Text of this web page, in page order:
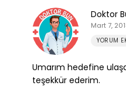
Doktor
Mart 7,
YORUM
Umarım hedefine
teşekkür ederim.